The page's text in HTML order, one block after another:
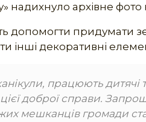
надихнуло архівне фото
допомогти придумати
інші декоративні
працюють
доброї справи.
мешканців громади